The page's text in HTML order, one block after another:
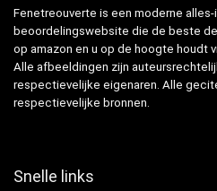
Fenetreouverte is een moderne
beoordelingswebsite die de beste
op amazon en u op de hoogte houdt
Alle afbeeldingen zijn
respectievelijke eigenaren. Alle
respectievelijke bronnen.
Snelle links